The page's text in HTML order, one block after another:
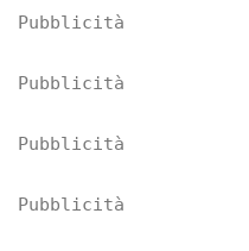
Pubblicità
Pubblicità
Pubblicità
Pubblicità